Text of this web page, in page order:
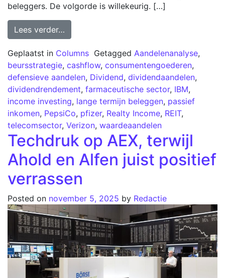
beleggers. De volgorde is willekeurig. […]
Lees verder…
Geplaatst in Columns Getagged Aandelenanalyse,
beursstrategie, cashflow, consumentengoederen,
defensieve aandelen, Dividend, dividendaandelen,
dividendrendement, farmaceutische sector, IBM,
income investing, lange termijn beleggen, passief
inkomen, PepsiCo, pfizer, Realty Income, REIT,
telecomsector, Verizon, waardeaandelen
Techdruk op AEX, terwijl
Ahold en Alfen juist positief
verrassen
Posted on november 5, 2025 by Redactie